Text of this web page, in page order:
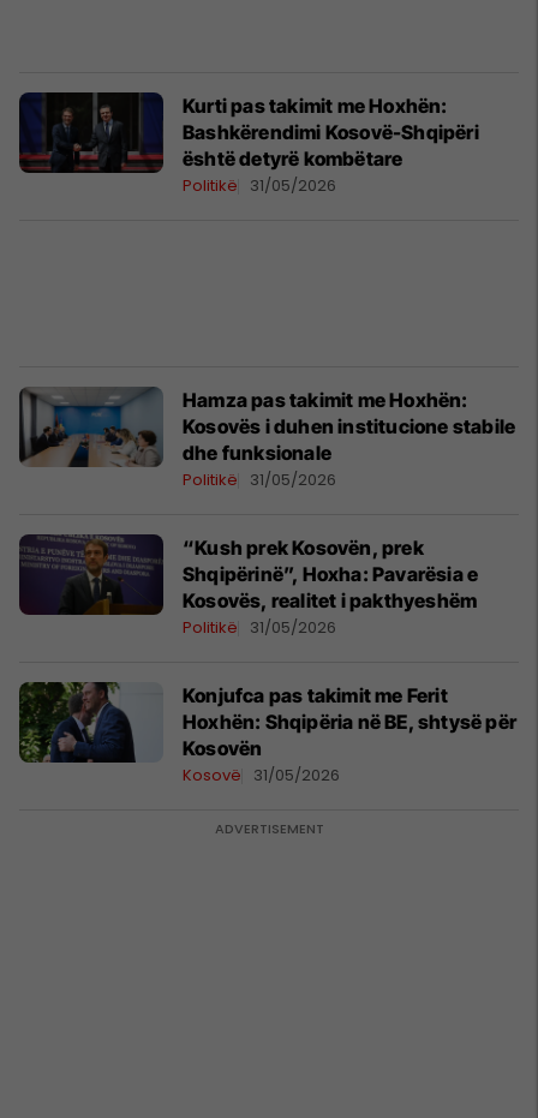
Kurti pas takimit me Hoxhën:
Bashkërendimi Kosovë-Shqipëri
është detyrë kombëtare
Politikë 31/05/2026
Hamza pas takimit me Hoxhën:
Kosovës i duhen institucione stabile
dhe funksionale
Politikë 31/05/2026
“Kush prek Kosovën, prek
Shqipërinë”, Hoxha: Pavarësia e
Kosovës, realitet i pakthyeshëm
Politikë 31/05/2026
Konjufca pas takimit me Ferit
Hoxhën: Shqipëria në BE, shtysë për
Kosovën
Kosovë 31/05/2026